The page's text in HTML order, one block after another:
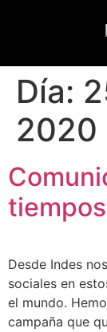
Día:
2020
Desde Indes
sociales en
el mundo.
campaña que